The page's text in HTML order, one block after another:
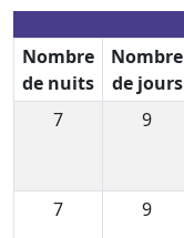
Nombre
de nuits
Nombre
de jours
7
9
7
9